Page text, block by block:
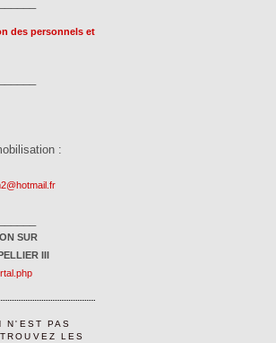
des personnels et
:
SUR
III
N'EST PAS
LES